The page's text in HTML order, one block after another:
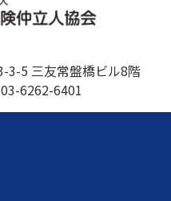
3-5 三友常盤橋ビル8階
6262-6401